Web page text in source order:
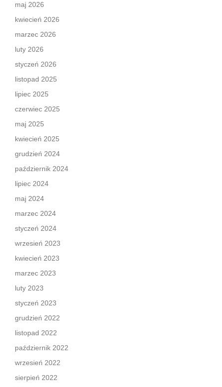
maj 2026
kwiecień 2026
marzec 2026
luty 2026
styczeń 2026
listopad 2025
lipiec 2025
czerwiec 2025
maj 2025
kwiecień 2025
grudzień 2024
październik 2024
lipiec 2024
maj 2024
marzec 2024
styczeń 2024
wrzesień 2023
kwiecień 2023
marzec 2023
luty 2023
styczeń 2023
grudzień 2022
listopad 2022
październik 2022
wrzesień 2022
sierpień 2022